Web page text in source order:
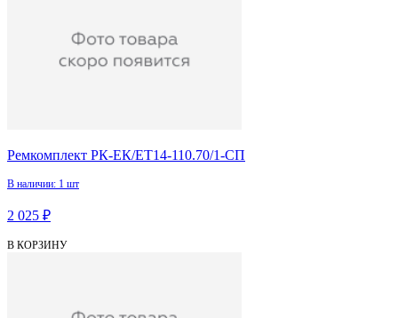
Ремкомплект РК-ЕК/ЕТ14-110.70/1-СП
В наличии: 1 шт
2 025 ₽
В КОРЗИНУ